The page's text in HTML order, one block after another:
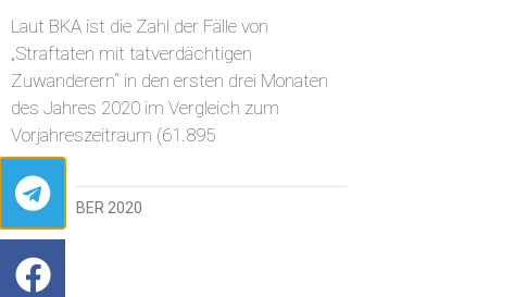
Laut BKA ist die Zahl der Fälle von
„Straftaten mit tatverdächtigen
Zuwanderern“ in den ersten drei Monaten
des Jahres 2020 im Vergleich zum
Vorjahreszeitraum (61.895
11. OKTOBER 2020